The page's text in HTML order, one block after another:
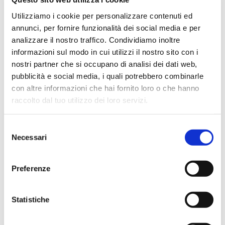
Utilizziamo i cookie per personalizzare contenuti ed
annunci, per fornire funzionalità dei social media e per
analizzare il nostro traffico. Condividiamo inoltre
informazioni sul modo in cui utilizzi il nostro sito con i
nostri partner che si occupano di analisi dei dati web,
pubblicità e social media, i quali potrebbero combinarle
con altre informazioni che hai fornito loro o che hanno
raccolto dal tuo utilizzo dei loro servizi.
delNecessari
Preferenze
Statistiche
effettivamente disponibili come indicato sul sito, senza
sorprese o ritardi. Servizio affidabile e professionale.
Negozio assolutamente consigliato, acqui..
Ciro Pio Donnarumma
Ho acquistato un Selmer Super Action 80 serie I da
Biasin e sono rimasto davvero super soddisfatto. Il sax
imballato e conforme alla descrizione. Il negozio si è